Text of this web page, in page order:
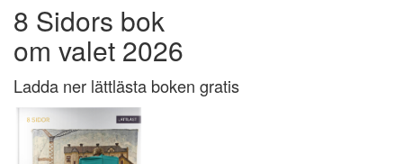
8 Sidors bok
om valet 2026
Ladda ner lättlästa boken gratis